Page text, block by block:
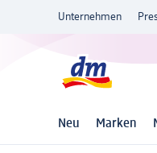
Unternehmen
Neu Marken